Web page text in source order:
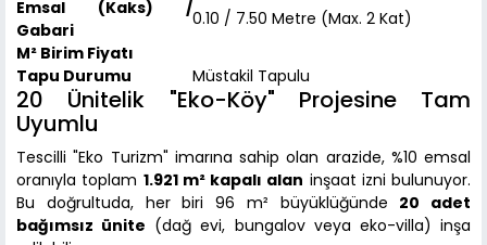
Emsal (Kaks) /
Gabari
0.10 / 7.50 Metre (Max. 2 Kat)
M² Birim Fiyatı
Tapu Durumu
Müstakil Tapulu
20 Ünitelik "Eko-Köy" Projesine Tam
Uyumlu
Tescilli "Eko Turizm" imarına sahip olan arazide, %10 emsal
oranıyla toplam 1.921 m² kapalı alan inşaat izni bulunuyor.
Bu doğrultuda, her biri 96 m² büyüklüğünde 20 adet
bağımsız ünite (dağ evi, bungalov veya eko-villa) inşa